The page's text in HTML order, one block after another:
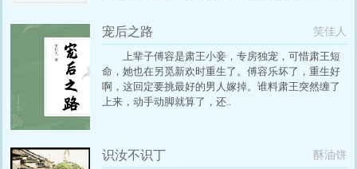
缘浅是她和东华。 有一个词是福薄，她福薄，所以遇
到他，他福薄，所以错过她。 “他很好，我和他，没
有缘分罢了。” “天命说有缘如何，无缘又如何， 本君
不曾惧怕过天命，也无须天命施舍。” 天命如何定下
你我的因缘？一个人的疑惑，一众人的旋涡。
宠后之路 笑佳人
上辈子傅容是肃王小妾，专房独宠，可惜肃王短
命，她也在另觅新欢时重生了。傅容乐坏了，重生好
啊，这回定要挑最好的男人嫁掉。谁料肃王突然缠了
上来，动手动脚就算了，还..
识汝不识丁 酥油饼